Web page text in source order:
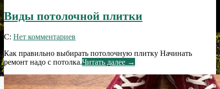
Виды потолочной плитки
2016-
21
С: Нет комментариев
Как правильно выбирать потолочную плитку Начинать
ремонт надо с потолка.Читать далее →